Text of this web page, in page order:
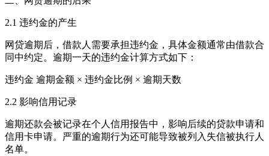
2.1 违约金的产生
网贷逾期后，借款人需要承担违约金，具体金额通常由借款合
同中约定。逾期一天的违约金计算方式如下：
违约金 逾期金额 × 违约金比例 × 逾期天数
2.2 影响信用记录
逾期还款会被记录在个人信用报告中，影响后续的贷款申请和
信用卡申请。严重的逾期行为还可能导致被列入失信被执行人
名单。